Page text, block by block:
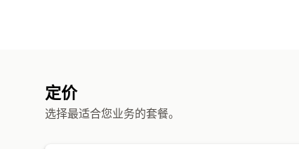
定价
选择最适合您业务的套餐。